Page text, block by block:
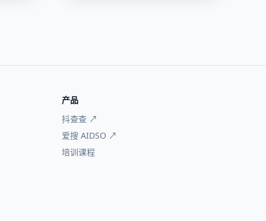
产品
抖查查 ↗
爱搜 AIDSO ↗
培训课程